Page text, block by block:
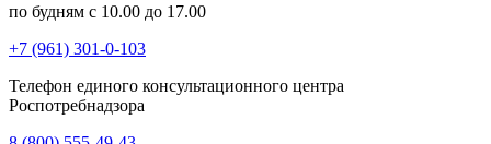
по будням с 10.00 до 17.00
+7 (961) 301-0-103
Телефон единого консультационного центра
Роспотребнадзора